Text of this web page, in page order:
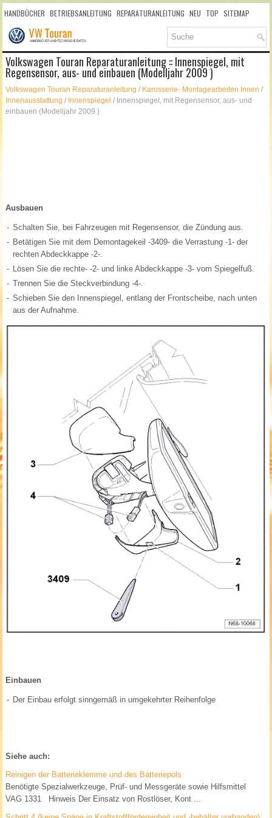
HANDBÜCHER BETRIEBSANLEITUNG REPARATURANLEITUNG NEU TOP SITEMAP
SUCHLAUF
Volkswagen Touran Reparaturanleitung :: Innenspiegel, mit
Regensensor, aus- und einbauen (Modelljahr 2009 )
Volkswagen Touran Reparaturanleitung / Karosserie- Montagearbeiten Innen /
Innenausstattung / Innenspiegel / Innenspiegel, mit Regensensor, aus- und
einbauen (Modelljahr 2009 )
Ausbauen
- Schalten Sie, bei Fahrzeugen mit Regensensor, die Zündung aus.
- Betätigen Sie mit dem Demontagekeil -3409- die Verrastung -1- der
rechten Abdeckkappe -2-.
- Lösen Sie die rechte- -2- und linke Abdeckkappe -3- vom Spiegelfuß.
- Trennen Sie die Steckverbindung -4-.
- Schieben Sie den Innenspiegel, entlang der Frontscheibe, nach unten
aus der Aufnahme.
Einbauen
- Der Einbau erfolgt sinngemäß in umgekehrter Reihenfolge
Siehe auch:
Reinigen der Batterieklemme und des Batteriepols
Benötigte Spezialwerkzeuge, Prüf- und Messgeräte sowie Hilfsmittel
VAG 1331 Hinweis Der Einsatz von Rostlöser, Kont ...